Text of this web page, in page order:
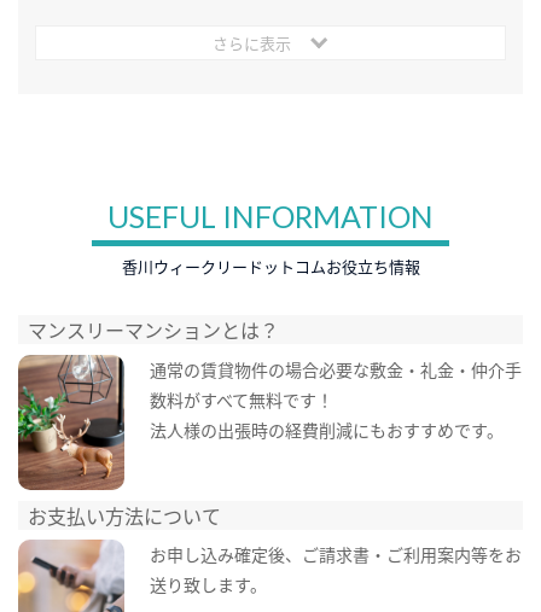
さらに表示
USEFUL INFORMATION
香川ウィークリードットコムお役立ち情報
マンスリーマンションとは？
通常の賃貸物件の場合必要な敷金・礼金・仲介手
数料がすべて無料です！
法人様の出張時の経費削減にもおすすめです。
お支払い方法について
お申し込み確定後、ご請求書・ご利用案内等をお
送り致します。